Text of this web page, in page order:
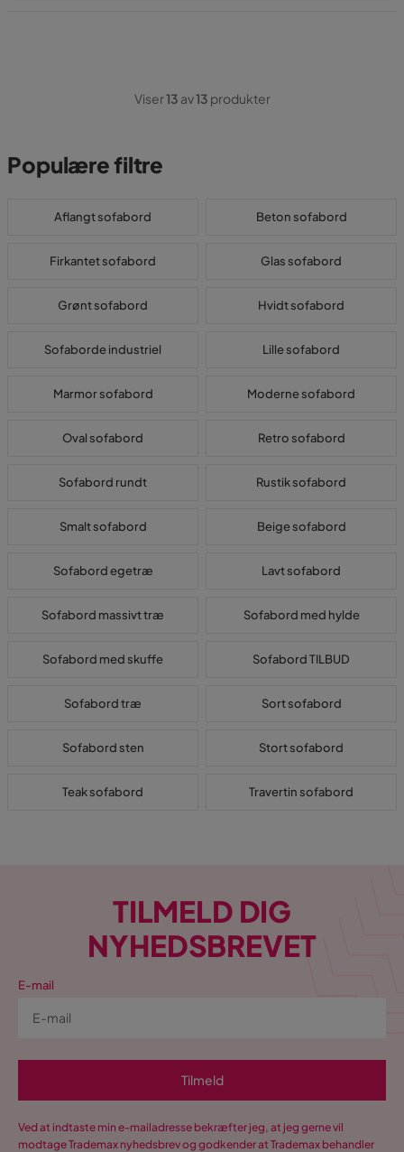
Viser13 av13 produkter
Populære filtre
Aflangt sofabord Beton sofabord
Firkantet sofabord Glas sofabord
Grønt sofabord Hvidt sofabord
Sofaborde industriel Lille sofabord
Marmor sofabord Moderne sofabord
Oval sofabord Retro sofabord
Sofabord rundt Rustik sofabord
Smalt sofabord Beige sofabord
Sofabord egetræ Lavt sofabord
Sofabord massivt træ Sofabord med hylde
Sofabord med skuffe Sofabord TILBUD
Sofabord træ Sort sofabord
Sofabord sten Stort sofabord
Teak sofabord Travertin sofabord
TILMELD DIG
NYHEDSBREVET
E-mail
Tilmeld
Ved at indtaste min e-mailadresse bekræfter jeg, at jeg gerne vil
modtage Trademax nyhedsbrev og godkender at Trademax behandler